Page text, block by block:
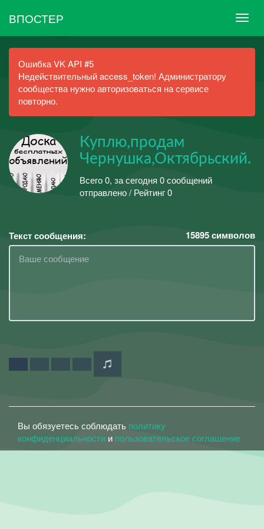
ВПОСТЕР
Ошибка VK API #5
Недействительный access_token! Администратору
сообщества нужно авторизоваться на сервисе
повторно.
Куплю,продам
Чернушка,Октябрьский.
Всего 0, за сегодня 0 сообщений
отправлено / Рейтинг 0
Текст сообщения: 15895символов
Вы обязуетесь соблюдать политику
конфиденциальности и пользовательское соглашение